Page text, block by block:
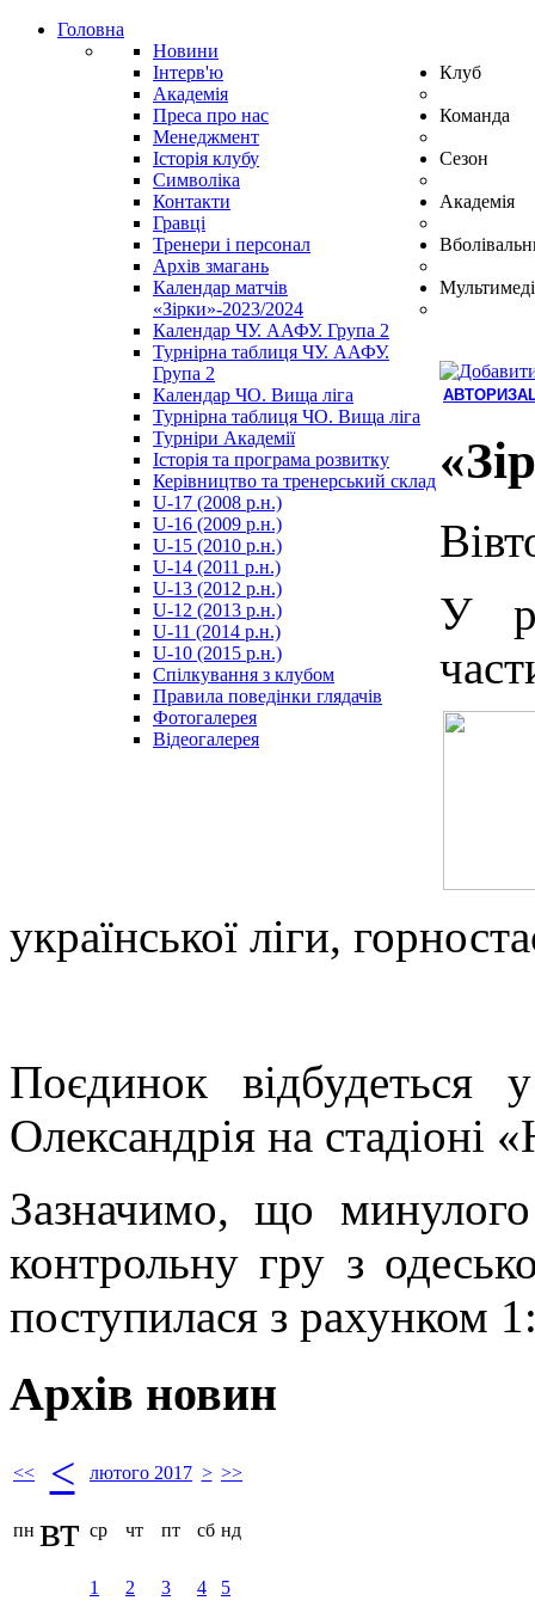
Головна
Новини
Інтерв'ю
Академія
Преса про нас
Клуб
Менеджмент
Історія клубу
Символіка
Контакти
Команда
Гравці
Тренери і персонал
Архів змагань
Сезон
Календар матчів
«Зірки»-2023/2024
Календар ЧУ. ААФУ. Група 2
Турнірна таблиця ЧУ. ААФУ.
Група 2
Календар ЧО. Вища ліга
Турнірна таблиця ЧО. Вища ліга
Академія
Турніри Академії
Історія та програма розвитку
Керівництво та тренерський склад
U-17 (2008 р.н.)
U-16 (2009 р.н.)
U-15 (2010 р.н.)
U-14 (2011 р.н.)
U-13 (2012 р.н.)
U-12 (2013 р.н.)
U-11 (2014 р.н.)
U-10 (2015 р.н.)
Спілкування з клубом
Правила поведінки глядачів
Фотогалерея
Відеогалерея
У
української ліги,
Поєдинок
Олександрія на стадіоні
Зазначимо, що
контрольну гру з
поступилася з рахунком
Архів новин
<< < лютого 2017 > >>
пн вт ср чт пт сб нд
1 2 3 4 5